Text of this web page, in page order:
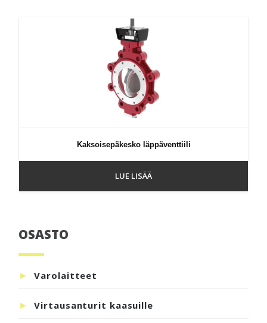
Kaksoisepäkesko läppäventtiili
LUE LISÄÄ
Ensisijainen
sivupalkki
OSASTO
Varolaitteet
Virtausanturit kaasuille